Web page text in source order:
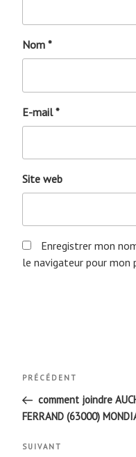
Nom *
E-mail*
Site web
Enregistrer mon
le navigateur pour mon
Navigation
de
l’article
Article
précédent
PRÉCÉDENT
comment joindre
FERRAND (63000)
Article
SUIVANT